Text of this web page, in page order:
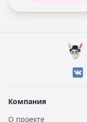
Компания
О проекте